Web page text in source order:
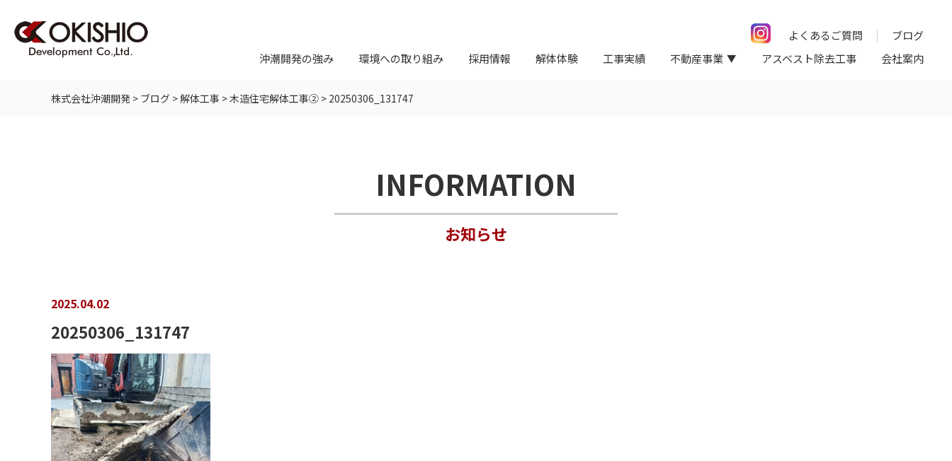
よくあるご質問
ブログ
沖潮開発の強み
環境への取り組み 採用情報 解体体験 工事実績 不動産事業 アスベスト除去工事 会社案内
株式会社沖潮開発 > ブログ >解体工事 >木造住宅解体工事② > 20250306_131747
INFORMATION
お知らせ
2025.04.02
20250306_131747